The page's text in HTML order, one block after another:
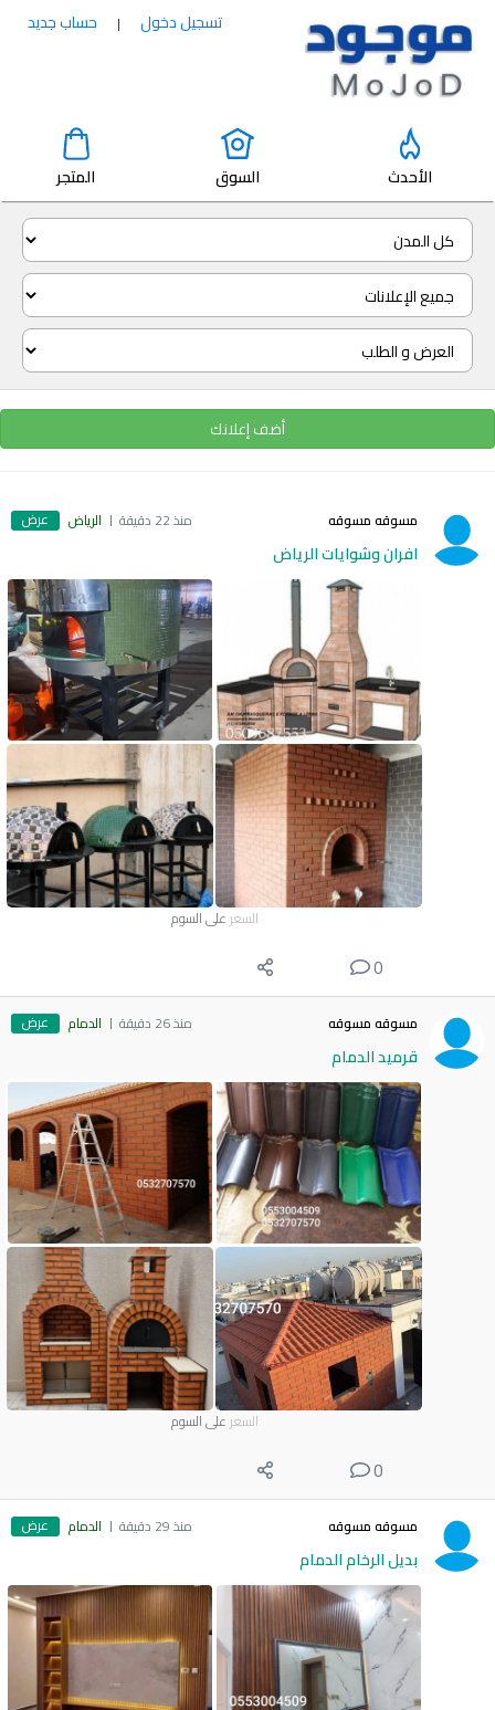
تسجيل دخول | حساب جديد
الأحدث السوق المتجر
أضف إعلانك
مسوقه مسوقه منذ 22 دقيقة الرياض عرض
افران وشوايات الرياض
السعر على السوم
0
مسوقه مسوقه منذ 26 دقيقة الدمام عرض
قرميد الدمام
السعر على السوم
0
مسوقه مسوقه منذ 29 دقيقة الدمام عرض
بديل الرخام الدمام